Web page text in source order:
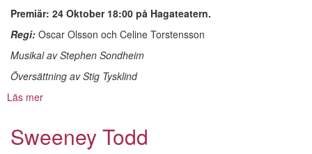
Premiär: 24 Oktober 18:00 på Hagateatern.
Regi: Oscar Olsson och Celine Torstensson
Musikal av Stephen Sondheim
Översättning av Stig Tysklind
Läs mer
Sweeney Todd